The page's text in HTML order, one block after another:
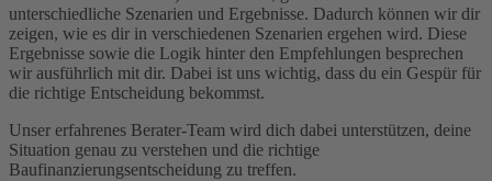
unterschiedliche Szenarien und Ergebnisse. Dadurch können wir dir
zeigen, wie es dir in verschiedenen Szenarien ergehen wird. Diese
Ergebnisse sowie die Logik hinter den Empfehlungen besprechen
wir ausführlich mit dir. Dabei ist uns wichtig, dass du ein Gespür für
die richtige Entscheidung bekommst.
Unser erfahrenes Berater-Team wird dich dabei unterstützen, deine
Situation genau zu verstehen und die richtige
Baufinanzierungsentscheidung zu treffen.